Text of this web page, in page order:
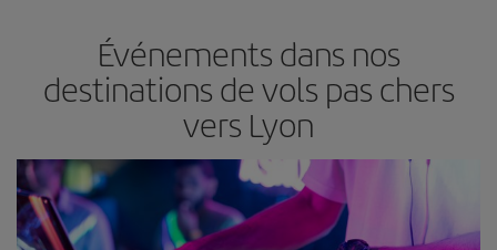
Événements dans nos
destinations de vols pas chers
vers Lyon